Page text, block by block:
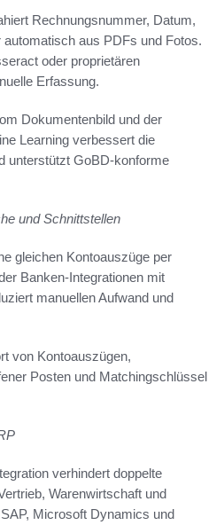
Rechnungsnummer, Datum,
aus PDFs und Fotos.
oder proprietären
Erfassung.
Dokumentenbild und der
Learning verbessert die
unterstützt GoBD-konforme
und Schnittstellen
gleichen Kontoauszüge per
Banken-Integrationen mit
manuellen Aufwand und
von Kontoauszügen,
Posten und Matchingschlüssel
verhindert doppelte
Warenwirtschaft und
Microsoft Dynamics und